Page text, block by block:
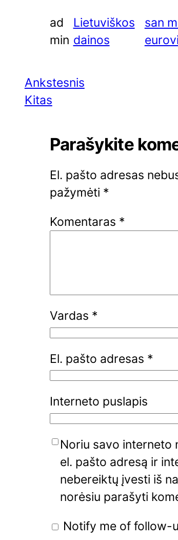
ad
min
Lietuviškos
dainos
san
Ankstesnis
Kitas
Parašykite
El. pašto adresas
pažymėti *
Komentaras *
Vardas *
El. pašto adresas *
Interneto puslapis
Noriu savo interneto
el. pašto adresą ir
nebereiktų įvesti iš
norėsiu parašyti
Notify me of follow-